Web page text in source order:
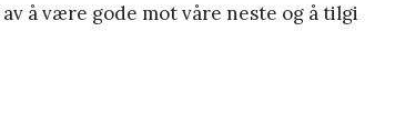
å være gode mot våre neste og å tilgi